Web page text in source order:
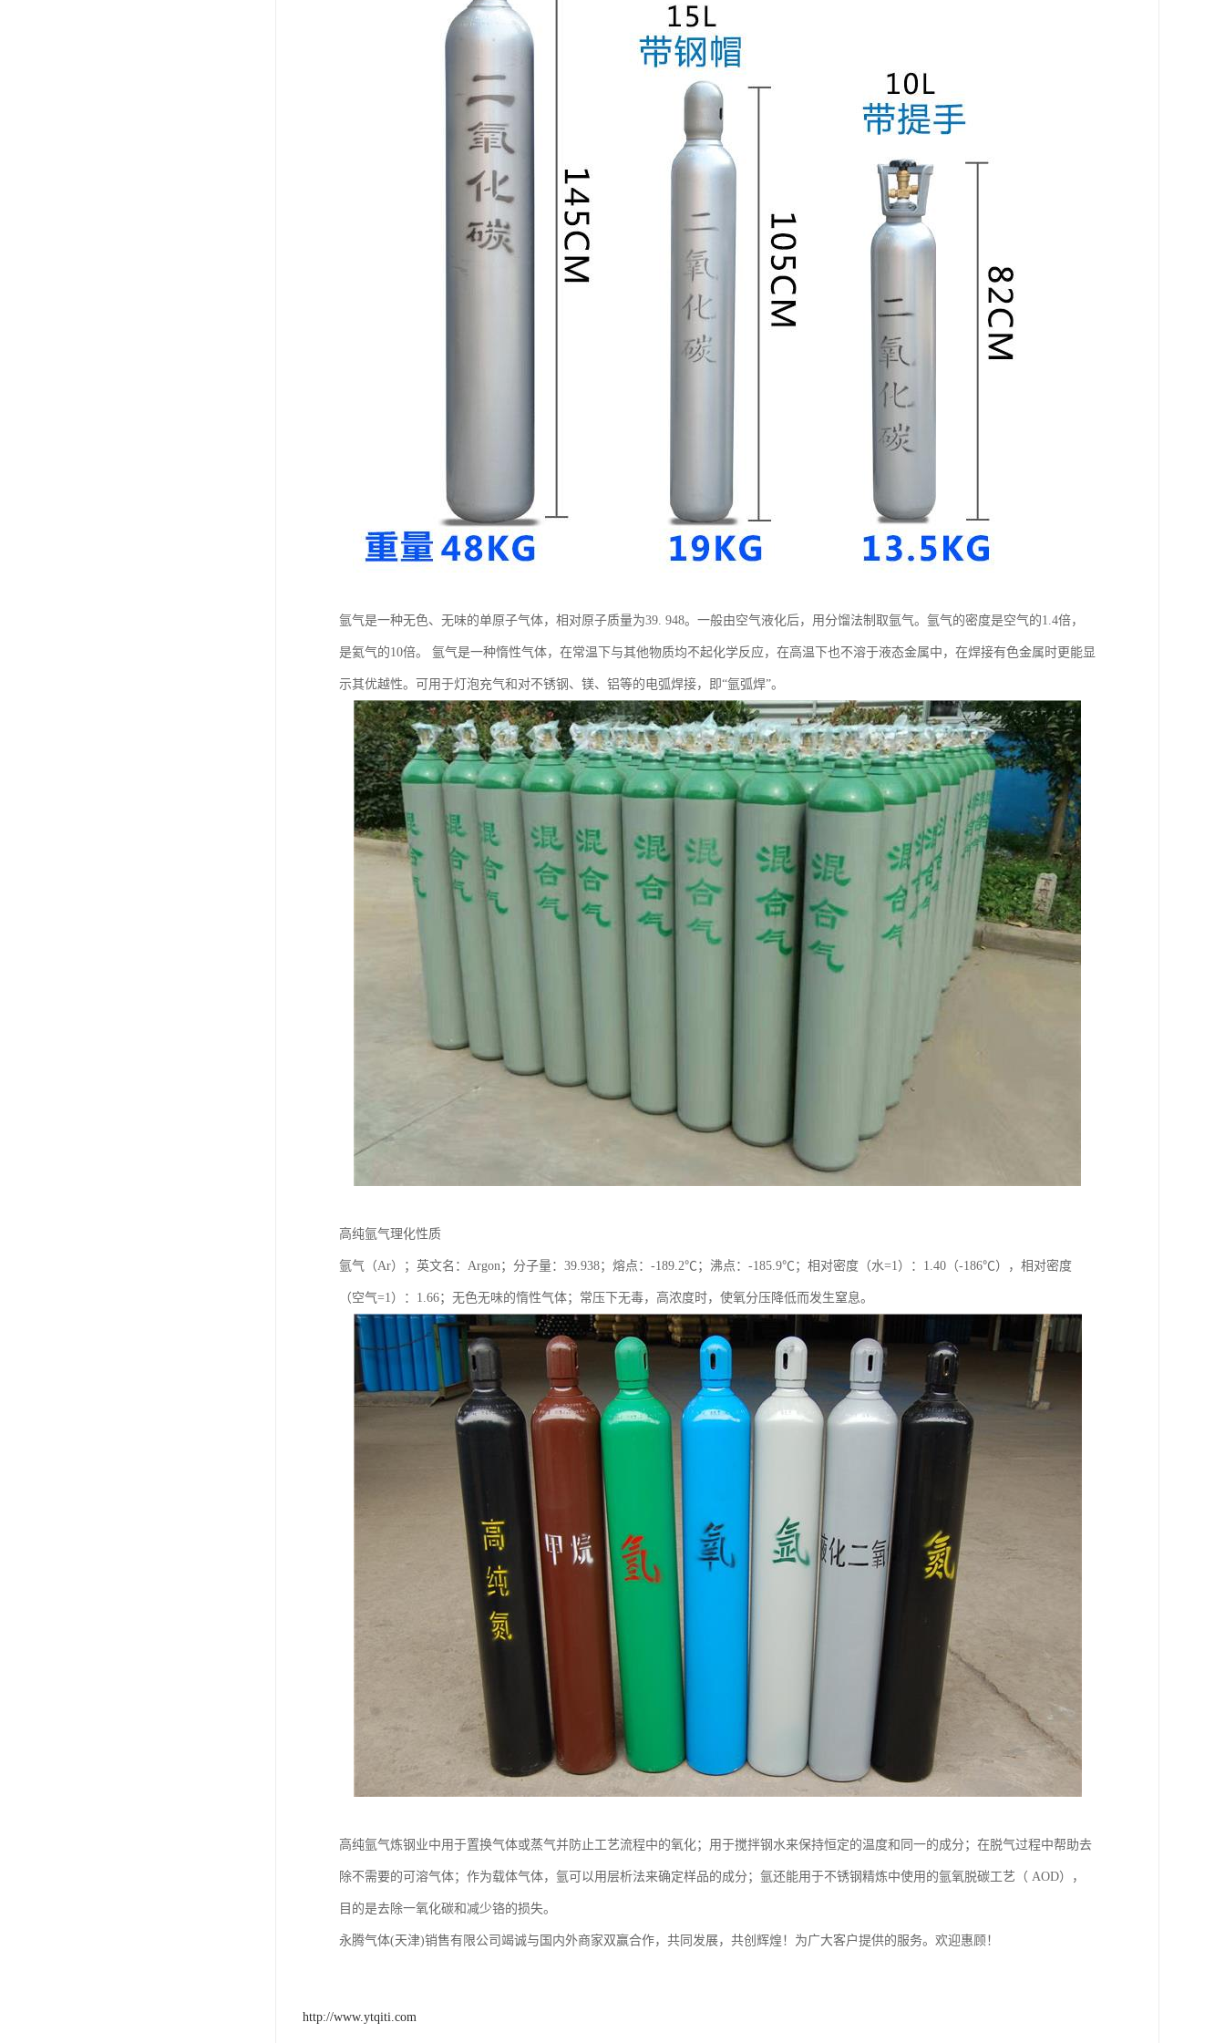
氩气是一种无色、无味的单原子气体，相对原子质量为39. 948。一般由空气液化后，用分馏法制取氩气。氩气的密度是空气的1.4倍，
是氦气的10倍。 氩气是一种惰性气体，在常温下与其他物质均不起化学反应，在高温下也不溶于液态金属中，在焊接有色金属时更能显
示其优越性。可用于灯泡充气和对不锈钢、镁、铝等的电弧焊接，即“氩弧焊”。
高纯氩气理化性质
氩气（Ar）；英文名：Argon；分子量：39.938；熔点：-189.2℃；沸点：-185.9℃；相对密度（水=1）：1.40（-186℃），相对密度
（空气=1）：1.66；无色无味的惰性气体；常压下无毒，高浓度时，使氧分压降低而发生窒息。
高纯氩气炼钢业中用于置换气体或蒸气并防止工艺流程中的氧化；用于搅拌钢水来保持恒定的温度和同一的成分；在脱气过程中帮助去
除不需要的可溶气体；作为载体气体，氩可以用层析法来确定样品的成分；氩还能用于不锈钢精炼中使用的氩氧脱碳工艺（ AOD），
目的是去除一氧化碳和减少铬的损失。
永腾气体(天津)销售有限公司竭诚与国内外商家双赢合作，共同发展，共创辉煌！为广大客户提供的服务。欢迎惠顾！
http://www.ytqiti.com